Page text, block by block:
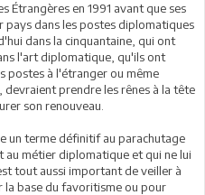
Étrangères en 1991 avant que ses
pays dans les postes diplomatiques
dans la cinquantaine, qui ont
l'art diplomatique, qu'ils ont
postes à l'étranger ou même
prendre les rênes à la tête
son renouveau.
un terme définitif au parachutage
au métier diplomatique et qui ne lui
tout aussi important de veiller à
la base du favoritisme ou pour